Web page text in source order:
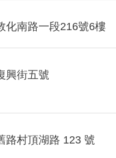
化南路一段216號6樓
興街五號
路村頂湖路 123 號